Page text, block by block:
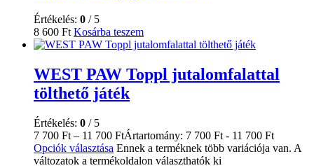
Értékelés: 0 / 5
8 600 Ft Kosárba teszem
WEST PAW Toppl jutalomfalattal
tölthető játék
Értékelés: 0 / 5
7 700 Ft – 11 700 FtÁrtartomány: 7 700 Ft - 11 700 Ft
Opciók választása Ennek a terméknek több variációja van. A
változatok a termékoldalon választhatók ki